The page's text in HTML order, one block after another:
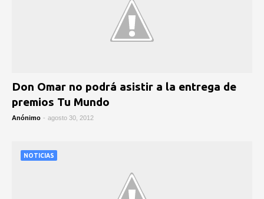
Don Omar no podrá asistir a la entrega de
premios Tu Mundo
Anónimo - agosto 30, 2012
NOTICIAS